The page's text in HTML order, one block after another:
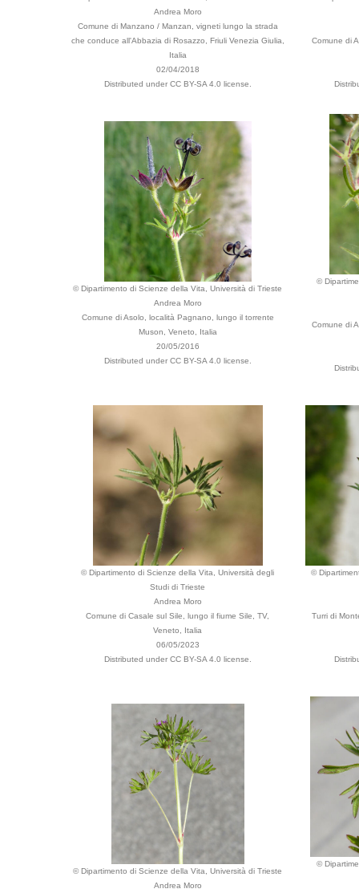
Andrea Moro
Comune di Manzano / Manzan, vigneti lungo la strada
che conduce all'Abbazia di Rosazzo, Friuli Venezia Giulia,
Italia
02/04/2018
Distributed under CC BY-SA 4.0 license.
Comune di
© Dipartimento di Scienze della Vita, Università di Trieste
Andrea Moro
Comune di Asolo, località Pagnano, lungo il torrente
Muson, Veneto, Italia
20/05/2016
Distributed under CC BY-SA 4.0 license.
©
Comune di
© Dipartimento di Scienze della Vita, Università degli
Studi di Trieste
Andrea Moro
Comune di Casale sul Sile, lungo il fiume Sile, TV,
Veneto, Italia
06/05/2023
Distributed under CC BY-SA 4.0 license.
©
Turri di
© Dipartimento di Scienze della Vita, Università di Trieste
Andrea Moro
©